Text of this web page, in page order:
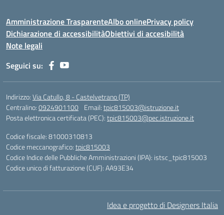
Amministrazione TrasparenteAlbo onlinePrivacy policy
Dichiarazione di accessibilitàObiettivi di accesibilità
Note legali
Seguici su:
Indirizzo:Via Catullo, 8 - Castelvetrano (TP)
Centralino:0924901100 Email:tpic815003@istruzione.it
Posta elettronica certificata (PEC):tpic815003@pec.istruzione.it
Codice fiscale: 81000310813
Codice meccanografico:tpic815003
Codice Indice delle Pubbliche Amministrazioni (IPA): istsc_tpic815003
Codice unico di fatturazione (CUF): AA93E34
Idea e progetto di Designers Italia